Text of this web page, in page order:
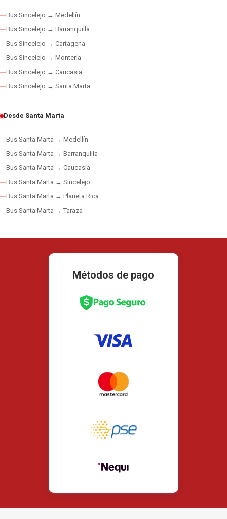
Bus Sincelejo → Medellín
Bus Sincelejo → Barranquilla
Bus Sincelejo → Cartagena
Bus Sincelejo → Montería
Bus Sincelejo → Caucasia
Bus Sincelejo → Santa Marta
Desde Santa Marta
Bus Santa Marta → Medellín
Bus Santa Marta → Barranquilla
Bus Santa Marta → Caucasia
Bus Santa Marta → Sincelejo
Bus Santa Marta → Planeta Rica
Bus Santa Marta → Taraza
Métodos de pago